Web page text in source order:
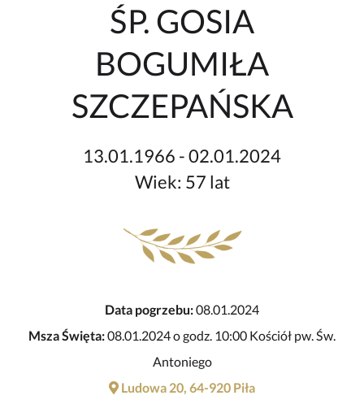
ŚP. GOSIA
BOGUMIŁA
SZCZEPAŃSKA
13.01.1966 - 02.01.2024
Wiek: 57 lat
Data pogrzebu:08.01.2024
Msza Święta:08.01.2024 o godz. 10:00 Kościół pw. Św.
Antoniego
Ludowa 20, 64-920 Piła